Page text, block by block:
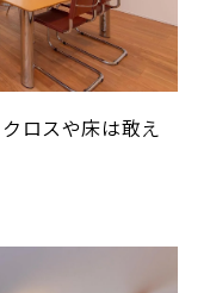
ロスや床は敢え